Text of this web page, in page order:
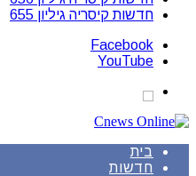
חדשות קיסריה גיליון 655
Facebook
YouTube
בית
חדשות